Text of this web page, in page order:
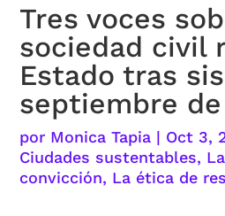
Tres voces
sociedad civil
Estado tras
septiembre de
por Monica Tapia | Oct 3,
Ciudades sustentables,
convicción, La ética de